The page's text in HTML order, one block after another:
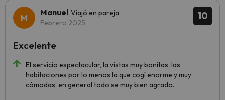
10
Manuel Viajó en pareja
Febrero 2025
El servicio espectacular, la vistas muy bonitas, las
habitaciones por lo menos la que cogí enorme y muy
cómodas, en general todo se muy bien agrado.
Excelente